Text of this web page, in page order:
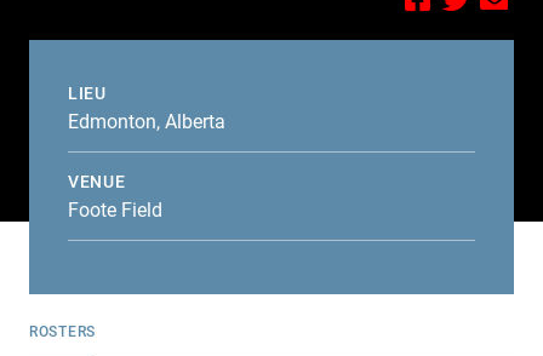
LIEU
Edmonton, Alberta
VENUE
Foote Field
ROSTERS